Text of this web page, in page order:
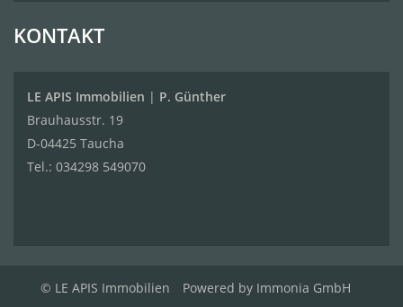
KONTAKT
LE APIS Immobilien | P. Günther
Brauhausstr. 19
D-04425 Taucha
Tel.: 034298 549070
© LE APIS Immobilien Powered by Immonia GmbH